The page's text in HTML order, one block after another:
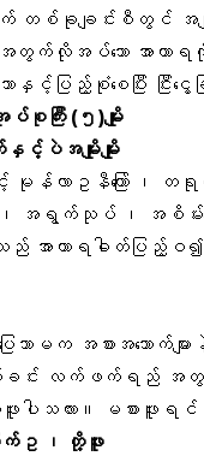
က် တစ်ခုချင်းစီတွင်
က်လိုအပ်သော အာဟာရ
သာနှင့်ပြည့်စုံစေပြီး င
စုကြီး (၅)မျိုး
ပဲအမျိုးမျိုး
မုန်လာဥနီကြော်
၊ အရွက်သုပ် ၊ အစိမ်း
သည် အာဟာရဓါတ်ပြည့်
ြေသာမက အစားအသေ
က်ခင်း လက်ဖက်ရည် အတွ
ပါသလား။ မစားဖူးရ
ြက်ဥ ၊ တို့ဖူး